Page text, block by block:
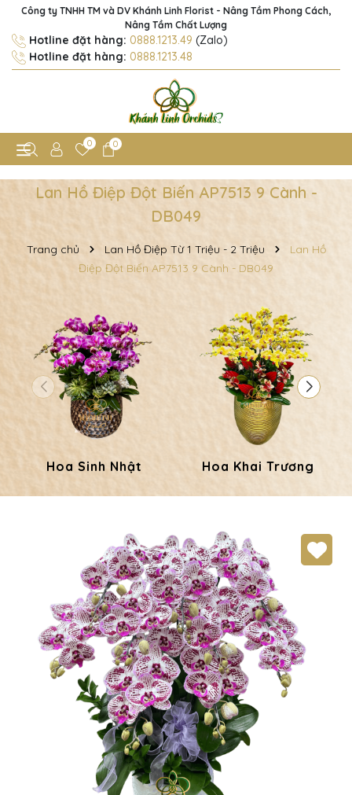
Công ty TNHH TM và DV Khánh Linh Florist - Nâng Tầm Phong Cách,
Nâng Tầm Chất Lượng
Hotline đặt hàng: 0888.1213.49 (Zalo)
Hotline đặt hàng: 0888.1213.48
0 0
Lan Hồ Điệp Đột Biến AP7513 9 Cành -
DB049
Trang chủ Lan Hồ Điệp Từ 1 Triệu - 2 Triệu
Lan Hồ
Điệp Đột Biến AP7513 9 Cành - DB049
Hoa Sinh Nhật Hoa Khai Trương